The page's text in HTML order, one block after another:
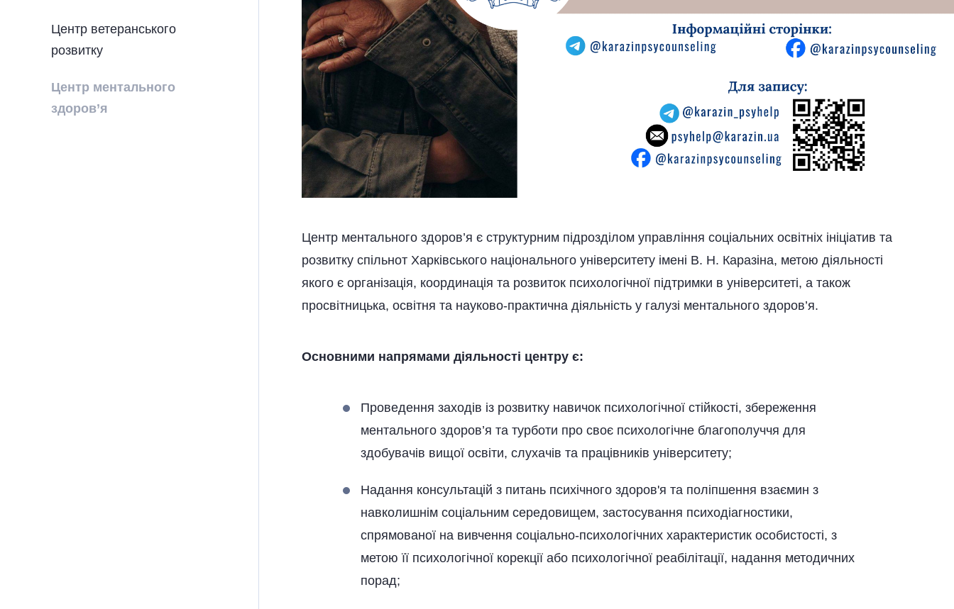
Центр ветеранського
розвитку
Центр ментального
здоров’я
Центр ментального здоров’я є структурним підрозділом управління соціальних освітніх ініціатив та
розвитку спільнот Харківського національного університету імені В. Н. Каразіна, метою діяльності
якого є організація, координація та розвиток психологічної підтримки в університеті, а також
просвітницька, освітня та науково-практична діяльність у галузі ментального здоров’я.
Основними напрямами діяльності центру є:
Проведення заходів із розвитку навичок психологічної стійкості, збереження
ментального здоров’я та турботи про своє психологічне благополуччя для
здобувачів вищої освіти, слухачів та працівників університету;
Надання консультацій з питань психічного здоров'я та поліпшення взаємин з
навколишнім соціальним середовищем, застосування психодіагностики,
спрямованої на вивчення соціально-психологічних характеристик особистості, з
метою її психологічної корекції або психологічної реабілітації, надання методичних
порад;